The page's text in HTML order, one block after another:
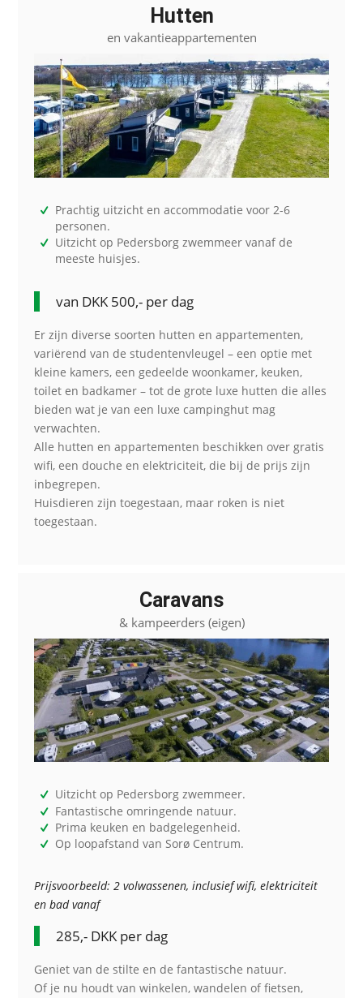
Hutten
en vakantieappartementen
Prachtig uitzicht en accommodatie voor 2-6
personen.
Uitzicht op Pedersborg zwemmeer vanaf de
meeste huisjes.
van DKK 500,- per dag
Er zijn diverse soorten hutten en appartementen,
variërend van de studentenvleugel – een optie met
kleine kamers, een gedeelde woonkamer, keuken,
toilet en badkamer – tot de grote luxe hutten die alles
bieden wat je van een luxe campinghut mag
verwachten.
Alle hutten en appartementen beschikken over gratis
wifi, een douche en elektriciteit, die bij de prijs zijn
inbegrepen.
Huisdieren zijn toegestaan, maar roken is niet
toegestaan.
Caravans
& kampeerders (eigen)
Uitzicht op Pedersborg zwemmeer.
Fantastische omringende natuur.
Prima keuken en badgelegenheid.
Op loopafstand van Sorø Centrum.
Prijsvoorbeeld: 2 volwassenen, inclusief wifi, elektriciteit
en bad vanaf
285,- DKK per dag
Geniet van de stilte en de fantastische natuur.
Of je nu houdt van winkelen, wandelen of fietsen,